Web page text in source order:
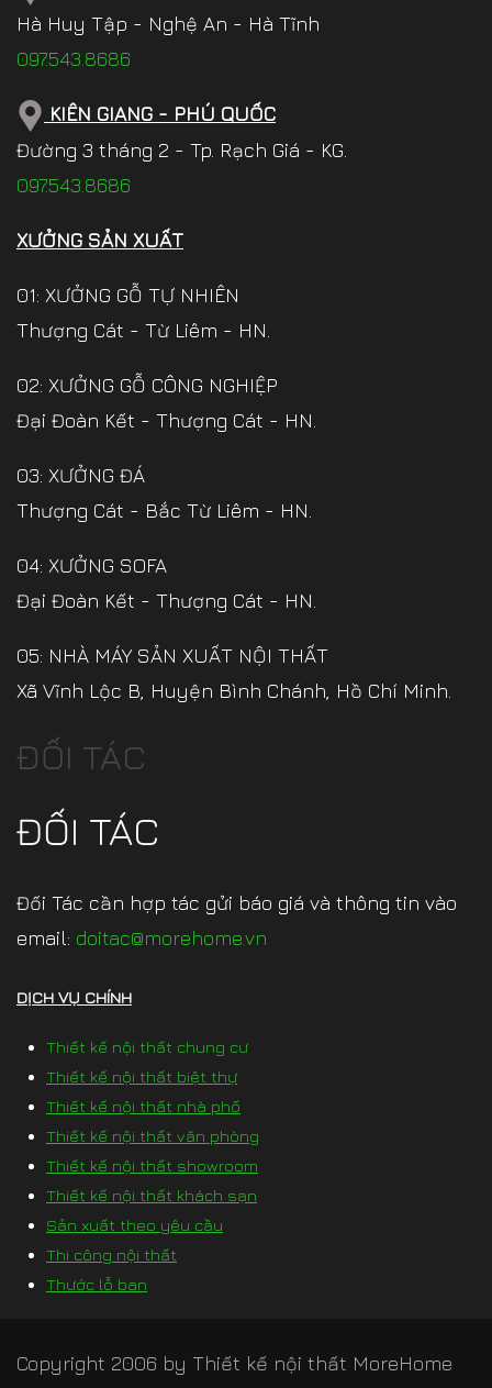
Hà Huy Tập - Nghệ An - Hà Tĩnh
097.543.8686
KIÊN GIANG - PHÚ QUỐC
Đường 3 tháng 2 - Tp. Rạch Giá - KG.
097.543.8686
XƯỞNG SẢN XUẤT
01: XƯỞNG GỖ TỰ NHIÊN
Thượng Cát - Từ Liêm - HN.
02: XƯỞNG GỖ CÔNG NGHIỆP
Đại Đoàn Kết - Thượng Cát - HN.
03: XƯỞNG ĐÁ
Thượng Cát - Bắc Từ Liêm - HN.
04: XƯỞNG SOFA
Đại Đoàn Kết - Thượng Cát - HN.
05: NHÀ MÁY SẢN XUẤT NỘI THẤT
Xã Vĩnh Lộc B, Huyện Bình Chánh, Hồ Chí Minh.
ĐỐI TÁC
ĐỐI TÁC
Đối Tác cần hợp tác gửi báo giá và thông tin vào
email: doitac@morehome.vn
DỊCH VỤ CHÍNH
Thiết kế nội thất chung cư
Thiết kế nội thất biệt thự
Thiết kế nội thất nhà phố
Thiết kế nội thất văn phòng
Thiết kế nội thất showroom
Thiết kế nội thất khách sạn
Sản xuất theo yêu cầu
Thi công nội thất
Thước lỗ ban
Copyright 2006 by Thiết kế nội thất MoreHome